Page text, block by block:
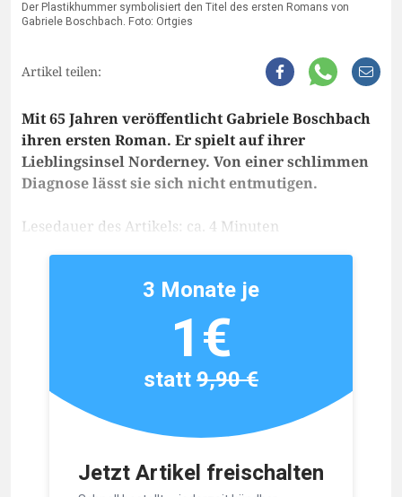
Der Plastikhummer symbolisiert den Titel des ersten Romans von
Gabriele Boschbach. Foto: Ortgies
Artikel teilen:
Mit 65 Jahren veröffentlicht Gabriele Boschbach
ihren ersten Roman. Er spielt auf ihrer
Lieblingsinsel Norderney. Von einer schlimmen
Diagnose lässt sie sich nicht entmutigen.
Lesedauer des Artikels: ca. 4 Minuten
Jetzt Artikel freischalten
3 Monate je
1€
statt9,90 €